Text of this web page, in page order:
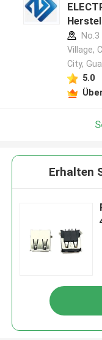
Village,
City,
5.0
Erhalten